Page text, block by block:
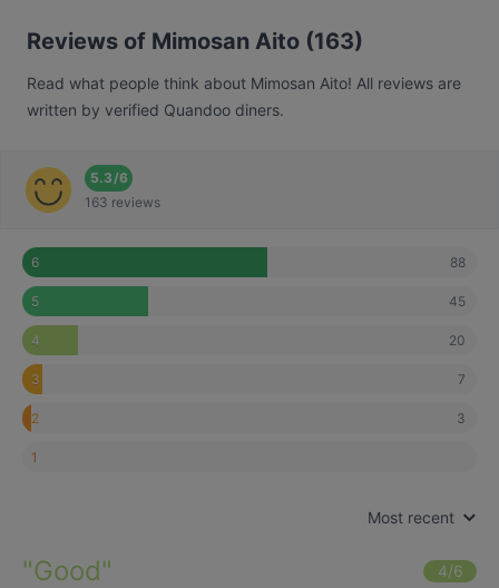
Reviews of Mimosan Aito (163)
Read what people think about Mimosan Aito! All reviews are
written by verified Quandoo diners.
5.3/6
163 reviews
6 88
5 45
4 20
3 7
2 3
1
Most recent
"Good" 4/6